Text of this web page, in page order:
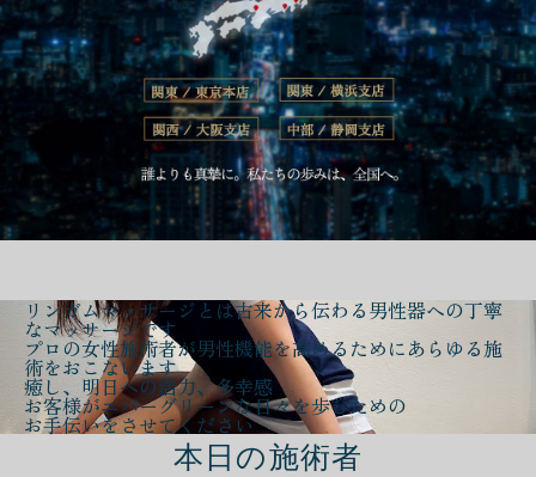
リンガムマッサージとは古来から伝わる男性器への丁寧
なマッサージです
プロの女性施術者が男性機能を高める ためにあらゆる施
術をおこないます
癒し、明日への活力、多幸感
お客様がエバーグリーンな日々を歩むための
お手伝いをさせてください
本日の施術者